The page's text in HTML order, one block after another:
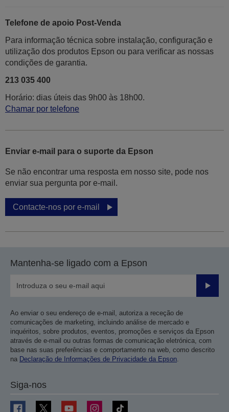
Telefone de apoio Post-Venda
Para informação técnica sobre instalação, configuração e
utilização dos produtos Epson ou para verificar as nossas
condições de garantia.
213 035 400
Horário: dias úteis das 9h00 às 18h00.
Chamar por telefone
Enviar e-mail para o suporte da Epson
Se não encontrar uma resposta em nosso site, pode nos
enviar sua pergunta por e-mail.
Contacte-nos por e-mail
Mantenha-se ligado com a Epson
Enviar
Ao enviar o seu endereço de e-mail, autoriza a receção de
comunicações de marketing, incluindo análise de mercado e
inquéritos, sobre produtos, eventos, promoções e serviços da Epson
através de e-mail ou outras formas de comunicação eletrónica, com
base nas suas preferências e comportamento na web, como descrito
na Declaração de Informações de Privacidade da Epson.
Siga-nos